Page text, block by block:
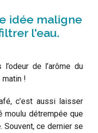
idée maligne
l'eau.
de l’arôme du
!
c’est aussi laisser
moulu détrempée que
Souvent, ce dernier se